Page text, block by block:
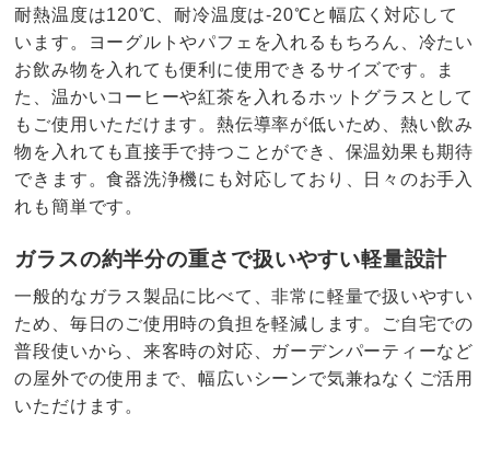
耐熱温度は120℃、耐冷温度は-20℃と幅広く対応して
います。ヨーグルトやパフェを入れるもちろん、冷たい
お飲み物を入れても便利に使用できるサイズです。ま
た、温かいコーヒーや紅茶を入れるホットグラスとして
もご使用いただけます。熱伝導率が低いため、熱い飲み
物を入れても直接手で持つことができ、保温効果も期待
できます。食器洗浄機にも対応しており、日々のお手入
れも簡単です。
ガラスの約半分の重さで扱いやすい軽量設計
一般的なガラス製品に比べて、非常に軽量で扱いやすい
ため、毎日のご使用時の負担を軽減します。ご自宅での
普段使いから、来客時の対応、ガーデンパーティーなど
の屋外での使用まで、幅広いシーンで気兼ねなくご活用
いただけます。